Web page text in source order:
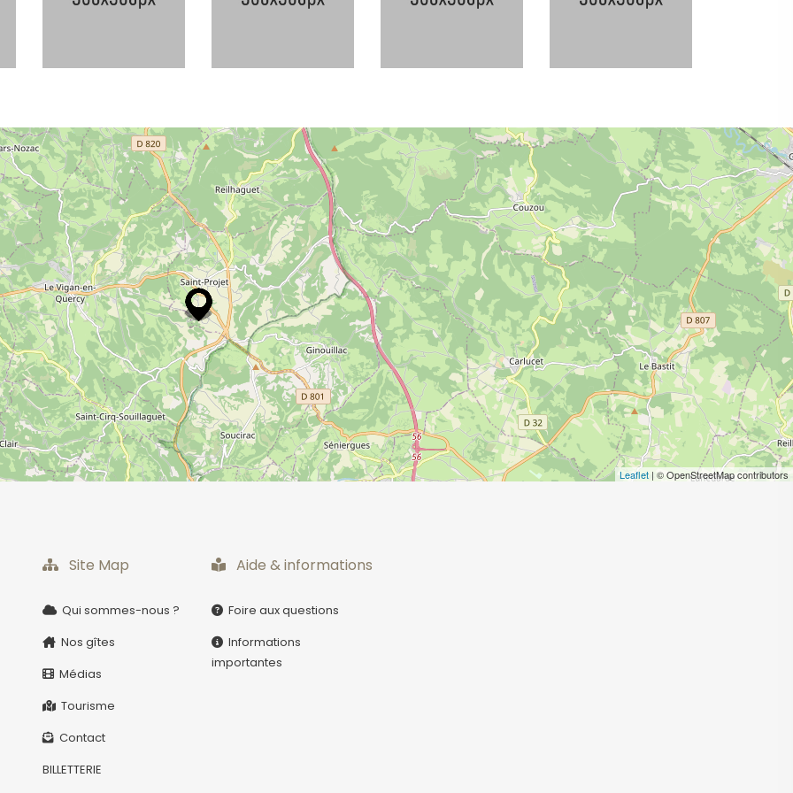
Leaflet | © OpenStreetMap contributors
Quelques-un au hazard...
Site Map
Qui sommes-nous ?
Nos gîtes
Médias
Tourisme
Contact
BILLETTERIE
Aide & informations
Foire aux questions
Informations
importantes